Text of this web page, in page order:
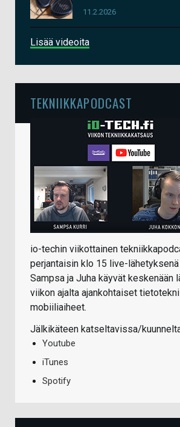
11.2.2026
Lisää videoita
TEKNIIKKAPODCAST
io-techin viikottainen
perjantaisin klo 15 live-lähetyksenä
Sampsa ja Juha käyvät keskenään
viikon ajalta ajankohtaiset
mobiiliaiheet.
Jälkikäteen katseltavissa/
Youtube
iTunes
Spotify